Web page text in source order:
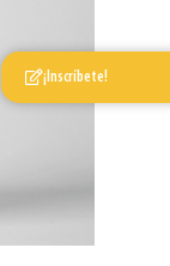
¡Inscríbete!